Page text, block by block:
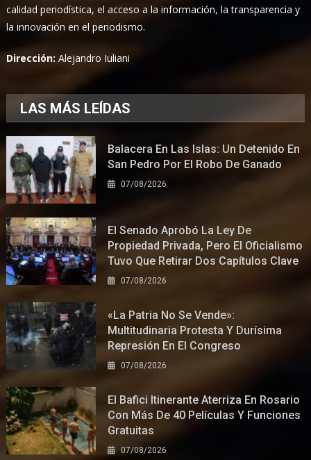
calidad periodística, el acceso a la información, la transparencia y
la innovación en el periodismo.
Dirección:Alejandro Iuliani
LAS MÁS LEÍDAS
Balacera En Las Islas: Un Detenido En
San Pedro Por El Robo De Ganado
07/08/2026
El Senado Aprobó La Ley De
Propiedad Privada, Pero El Oficialismo
Tuvo Que Retirar Dos Capítulos Clave
07/08/2026
«La Patria No Se Vende»:
Multitudinaria Protesta Y Durísima
Represión En El Congreso
07/08/2026
El Bafici Itinerante Aterriza En Rosario
Con Más De 40 Películas Y Funciones
Gratuitas
07/08/2026